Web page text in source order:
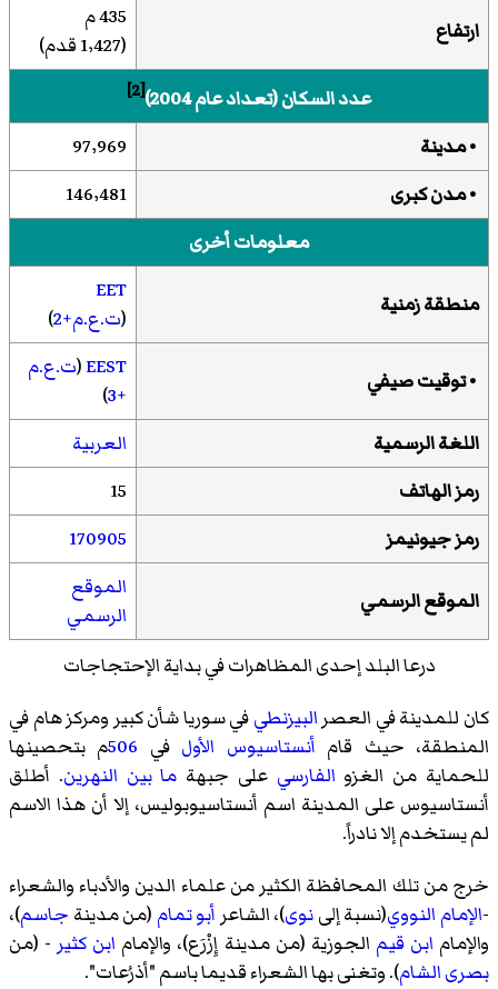
ارتفاع
435 م
(1٬427 قدم)
عدد السكان (تعداد عام 2004)
[2]
• مدينة
97٬969
•مدن كبرى
146٬481
معلومات أخرى
منطقة زمنية
EET
(ت.ع.م+2 )
•توقيت صيفي EEST
(ت.ع.م
+3
)
اللغة الرسمية
العربية
رمز الهاتف
15
رمز جيونيمز
170905
الموقع الرسمي
الموقع
الرسمي
درعا البلد إحدى المظاهرات في بداية الإحتجاجات
كان للمدينة في العصرالبيزنطيفي سوريا شأن كبير ومركز هام في
المنطقة، حيث قام أنستاسيوس الأول في 506م بتحصينها
للحماية من الغزو الفارسي على جبهة ما بين النهرين. أطلق
أنستاسيوس على المدينة اسم أنستاسيوبوليس، إلا أن هذا الاسم
لم يستخدم إلا نادراً.
خرج من تلك المحافظة الكثير من علماء الدين والأدباء والشعراء
-الإمام النووي(نسبة إلىنوى)، الشاعر أبو تمام (من مدينة جاسم)،
والإمام ابن قيم الجوزية (من مدينة إِزْرَع)، والإمام ابن كثير - (من
بصرى الشام). وتغنى بها الشعراء قديما باسم "أذرُعات".